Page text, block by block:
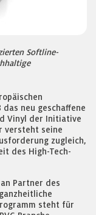
Softline-
neu geschaffene
Vinyl der Initiative
versteht seine
zugleich,
des High-Tech-
Partner des
steht für